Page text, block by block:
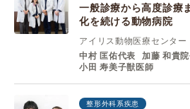
一般診療から高度診療
化を続ける動物病院
アイリス動物医療センター
中村 匡佑代表
加藤 和貴
⼩⽥ 寿美⼦獣医師
整形外科系疾患